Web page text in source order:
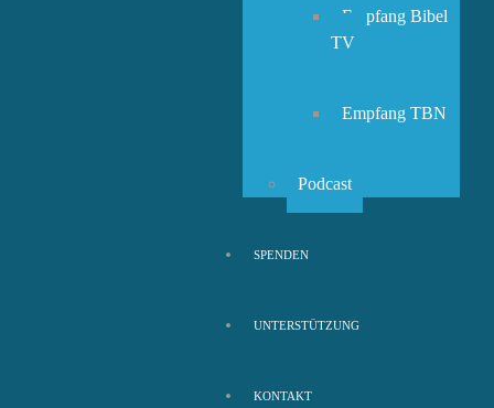
Empfang Bibel
TV
Empfang TBN
Podcast
SPENDEN
UNTERSTÜTZUNG
KONTAKT